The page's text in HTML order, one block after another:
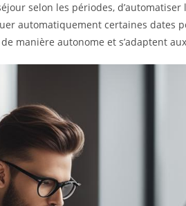
selon les périodes,
automatiquement certaines dates
manière autonome et s’adaptent